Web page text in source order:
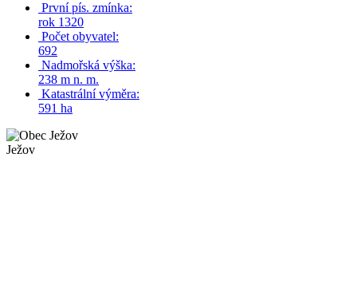
První pís. zmínka:
rok 1320
Počet obyvatel:
692
Nadmořská výška:
238 m n. m.
Katastrální výměra:
591 ha
Ježov